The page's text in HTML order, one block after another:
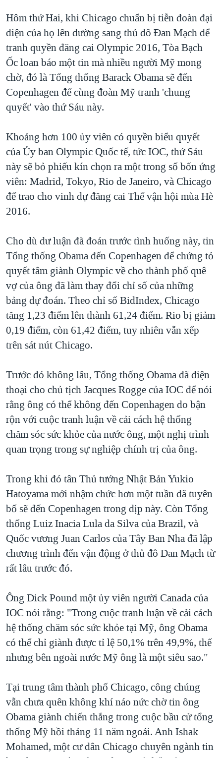
CÁC GIÁ TRỊ CỘNG HÒA Ở VIỆT NAM
THƯỢNG ĐỈNH TRUMP-KIM TẠI VIỆT NAM
TRỊNH VĨNH BÌNH VS. CHÍNH PHỦ VIỆT NAM
NGƯ DÂN VIỆT VÀ LÀN SÓNG TRỘM HẢI SÂM
BÊN KIA QUỐC LỘ: TIẾNG VỌNG TỪ NÔNG THÔN MỸ
QUAN HỆ VIỆT MỸ
Hôm thứ Hai, khi Chicago chuẩn bị tiễn đoàn đại
diện của họ lên đường sang thủ đô Đan Mạch để
tranh quyền đăng cai Olympic 2016, Tòa Bạch
Ốc loan báo một tin mà nhiều người Mỹ mong
chờ, đó là Tổng thống Barack Obama sẽ đến
Copenhagen để cùng đoàn Mỹ tranh 'chung
quyết' vào thứ Sáu này.
Khoảng hơn 100 ủy viên có quyền biểu quyết
của Ủy ban Olympic Quốc tế, tức IOC, thứ Sáu
này sẽ bỏ phiếu kín chọn ra một trong số bốn ứng
viên: Madrid, Tokyo, Rio de Janeiro, và Chicago
để trao cho vinh dự đăng cai Thế vận hội mùa Hè
2016.
Cho dù dư luận đã đoán trước tình huống này, tin
Tổng thống Obama đến Copenhagen để chứng tỏ
quyết tâm giành Olympic về cho thành phố quê
vợ của ông đã làm thay đổi chỉ số của những
bảng dự đoán. Theo chỉ số BidIndex, Chicago
tăng 1,23 điểm lên thành 61,24 điểm. Rio bị giảm
0,19 điểm, còn 61,42 điểm, tuy nhiên vẫn xếp
trên sát nút Chicago.
Trước đó không lâu, Tổng thống Obama đã điện
thoại cho chủ tịch Jacques Rogge của IOC để nói
rằng ông có thể không đến Copenhagen do bận
rộn với cuộc tranh luận về cải cách hệ thống
chăm sóc sức khỏe của nước ông, một nghị trình
quan trọng trong sự nghiệp chính trị của ông.
Trong khi đó tân Thủ tướng Nhật Bản Yukio
Hatoyama mới nhậm chức hơn một tuần đã tuyên
bố sẽ đến Copenhagen trong dịp này. Còn Tổng
thống Luiz Inacia Lula da Silva của Brazil, và
Quốc vương Juan Carlos của Tây Ban Nha đã lập
chương trình đến vận động ở thủ đô Đan Mạch từ
rất lâu trước đó.
Ông Dick Pound một ủy viên người Canada của
IOC nói rằng: "Trong cuộc tranh luận về cải cách
hệ thống chăm sóc sức khỏe tại Mỹ, ông Obama
có thể chỉ giành được tỉ lệ 50,1% trên 49,9%, thế
nhưng bên ngoài nước Mỹ ông là một siêu sao."
Tại trung tâm thành phố Chicago, công chúng
vẫn chưa quên không khí náo nức chờ tin ông
Obama giành chiến thắng trong cuộc bầu cử tổng
thống Mỹ hồi tháng 11 năm ngoái. Anh Ishak
Mohamed, một cư dân Chicago chuyên ngành tin